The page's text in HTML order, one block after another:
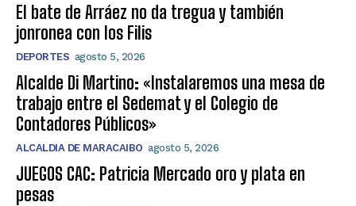
El bate de Arráez no da tregua y también
jonronea con los Filis
DEPORTES agosto 5, 2026
Alcalde Di Martino: «Instalaremos una mesa de
trabajo entre el Sedemat y el Colegio de
Contadores Públicos»
ALCALDIA DE MARACAIBO agosto 5, 2026
JUEGOS CAC: Patricia Mercado oro y plata en
pesas